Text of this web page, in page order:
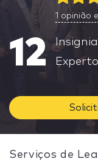
1 opinião
12
Experto
Serviços de